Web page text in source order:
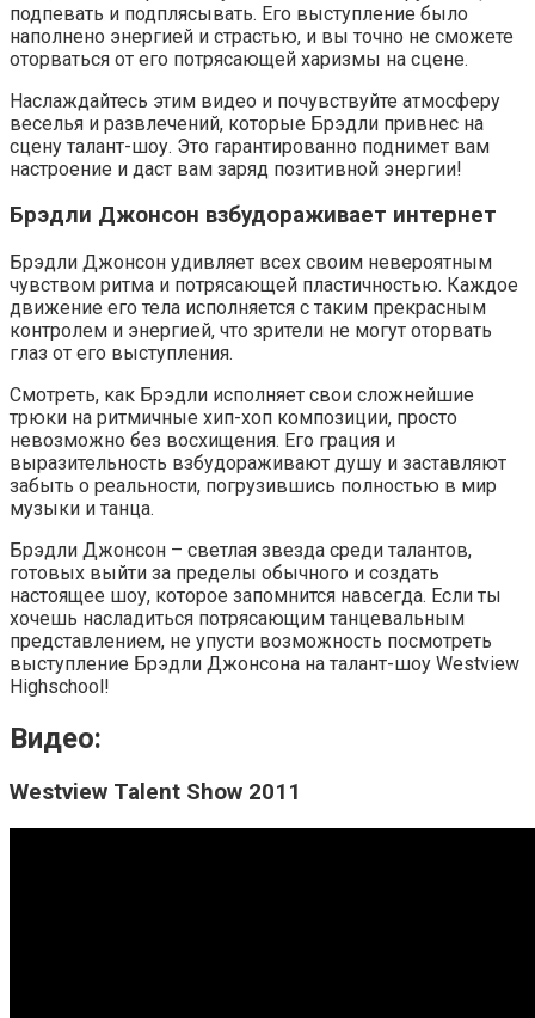
подпевать и подплясывать. Его выступление было
наполнено энергией и страстью, и вы точно не сможете
оторваться от его потрясающей харизмы на сцене.
Наслаждайтесь этим видео и почувствуйте атмосферу
веселья и развлечений, которые Брэдли привнес на
сцену талант-шоу. Это гарантированно поднимет вам
настроение и даст вам заряд позитивной энергии!
Брэдли Джонсон взбудораживает интернет
Брэдли Джонсон удивляет всех своим невероятным
чувством ритма и потрясающей пластичностью. Каждое
движение его тела исполняется с таким прекрасным
контролем и энергией, что зрители не могут оторвать
глаз от его выступления.
Смотреть, как Брэдли исполняет свои сложнейшие
трюки на ритмичные хип-хоп композиции, просто
невозможно без восхищения. Его грация и
выразительность взбудораживают душу и заставляют
забыть о реальности, погрузившись полностью в мир
музыки и танца.
Брэдли Джонсон – светлая звезда среди талантов,
готовых выйти за пределы обычного и создать
настоящее шоу, которое запомнится навсегда. Если ты
хочешь насладиться потрясающим танцевальным
представлением, не упусти возможность посмотреть
выступление Брэдли Джонсона на талант-шоу Westview
Highschool!
Видео:
Westview Talent Show 2011